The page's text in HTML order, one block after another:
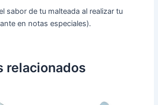
sabor de tu malteada al realizar tu
en notas especiales).
relacionados